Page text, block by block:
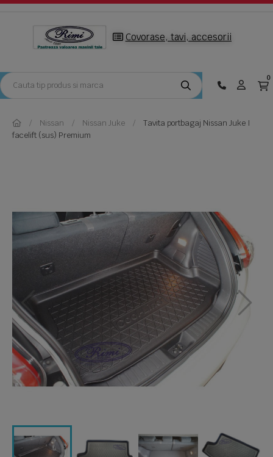
Covorase, tavi, accesorii
0
Nissan Nissan Juke
Tavita portbagaj Nissan Juke I
facelift (sus) Premium